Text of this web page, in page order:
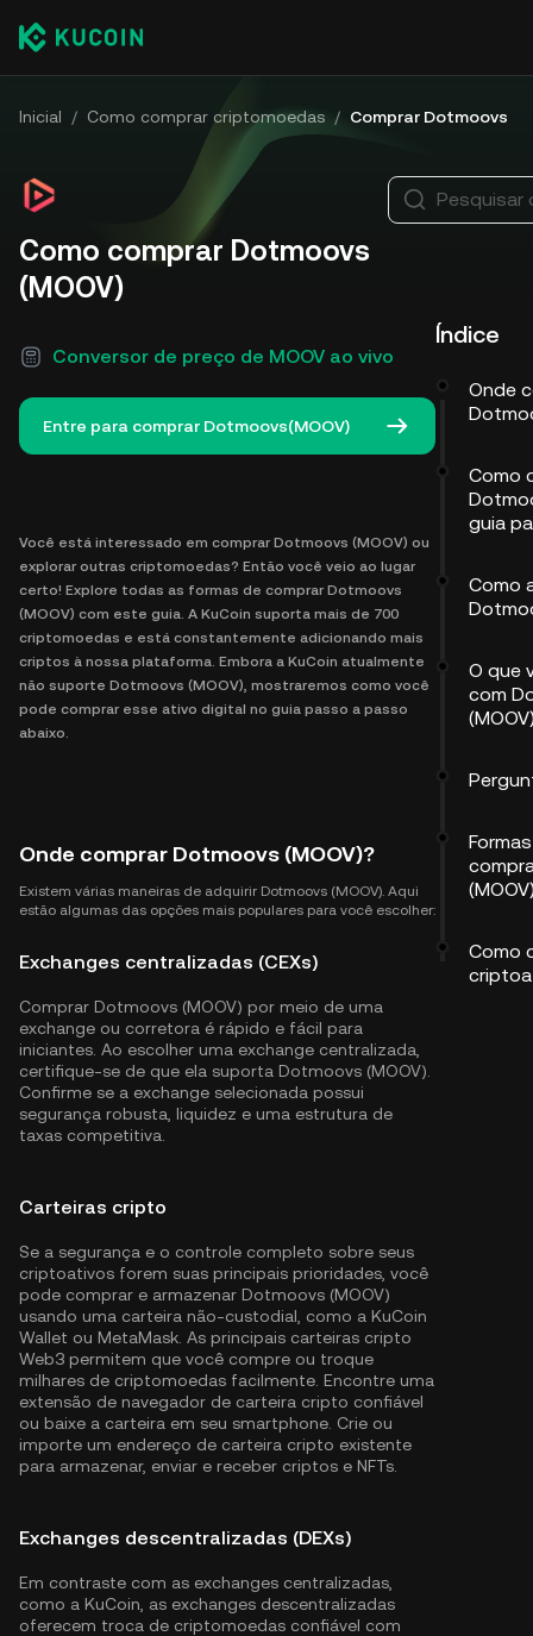
Inicial / Como comprar criptomoedas / Comprar Dotmoovs
Como comprar Dotmoovs
(MOOV)
Conversor de preço de MOOV ao vivo
Entre para comprar Dotmoovs(MOOV)
Você está interessado em comprar Dotmoovs (MOOV) ou
explorar outras criptomoedas? Então você veio ao lugar
certo! Explore todas as formas de comprar Dotmoovs
(MOOV) com este guia. A KuCoin suporta mais de 700
criptomoedas e está constantemente adicionando mais
criptos à nossa plataforma. Embora a KuCoin atualmente
não suporte Dotmoovs (MOOV), mostraremos como você
pode comprar esse ativo digital no guia passo a passo
abaixo.
Onde comprar Dotmoovs (MOOV)?
Existem várias maneiras de adquirir Dotmoovs (MOOV). Aqui
estão algumas das opções mais populares para você escolher:
Exchanges centralizadas (CEXs)
Comprar Dotmoovs (MOOV) por meio de uma
exchange ou corretora é rápido e fácil para
iniciantes. Ao escolher uma exchange centralizada,
certifique-se de que ela suporta Dotmoovs (MOOV).
Confirme se a exchange selecionada possui
segurança robusta, liquidez e uma estrutura de
taxas competitiva.
Carteiras cripto
Se a segurança e o controle completo sobre seus
criptoativos forem suas principais prioridades, você
pode comprar e armazenar Dotmoovs (MOOV)
usando uma carteira não-custodial, como a KuCoin
Wallet ou MetaMask. As principais carteiras cripto
Web3 permitem que você compre ou troque
milhares de criptomoedas facilmente. Encontre uma
extensão de navegador de carteira cripto confiável
ou baixe a carteira em seu smartphone. Crie ou
importe um endereço de carteira cripto existente
para armazenar, enviar e receber criptos e NFTs.
Exchanges descentralizadas (DEXs)
Em contraste com as exchanges centralizadas,
como a KuCoin, as exchanges descentralizadas
oferecem troca de criptomoedas confiável com
Pesquisar
Índice
Onde
Como
guia
Como
O que
com
Como